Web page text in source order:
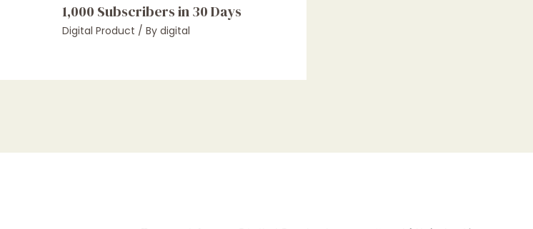
1,000 Subscribers in 30 Days
Digital Product / By digital